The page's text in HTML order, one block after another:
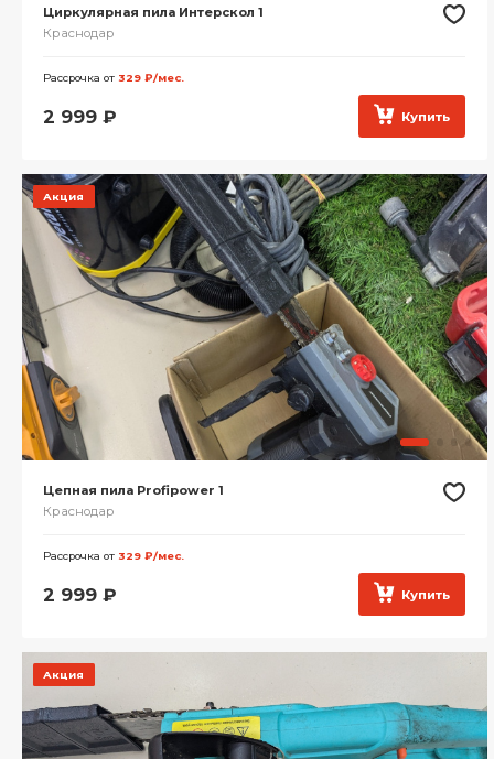
Циркулярная пила Интерскол 1
Краснодар
Рассрочка от 329 ₽/мес.
2 999 ₽ Купить
Акция
Цепная пила Profipower 1
Краснодар
Рассрочка от 329 ₽/мес.
2 999 ₽ Купить
Акция